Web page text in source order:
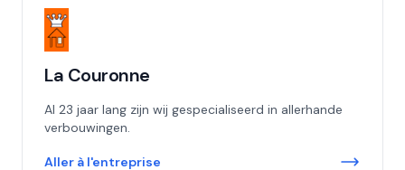
La Couronne
Al 23 jaar lang zijn wij gespecialiseerd in allerhande
verbouwingen.
Aller à l'entreprise